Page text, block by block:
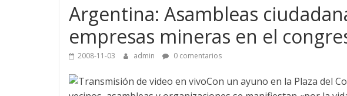
Argentina: Asambleas
empresas mineras en el
2008-11-03 admin 0 comentarios
Con un ayuno en la Plaza del